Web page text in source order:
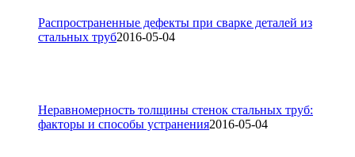
Распространенные дефекты при сварке деталей из
стальных труб2016-05-04
Неравномерность толщины стенок стальных труб:
факторы и способы устранения2016-05-04